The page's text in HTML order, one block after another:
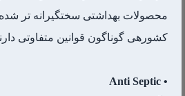
محصولات بهداشتی سختگیرانه تر
کشورهی گوناگون قوانین متفاوتی
• Anti Septic